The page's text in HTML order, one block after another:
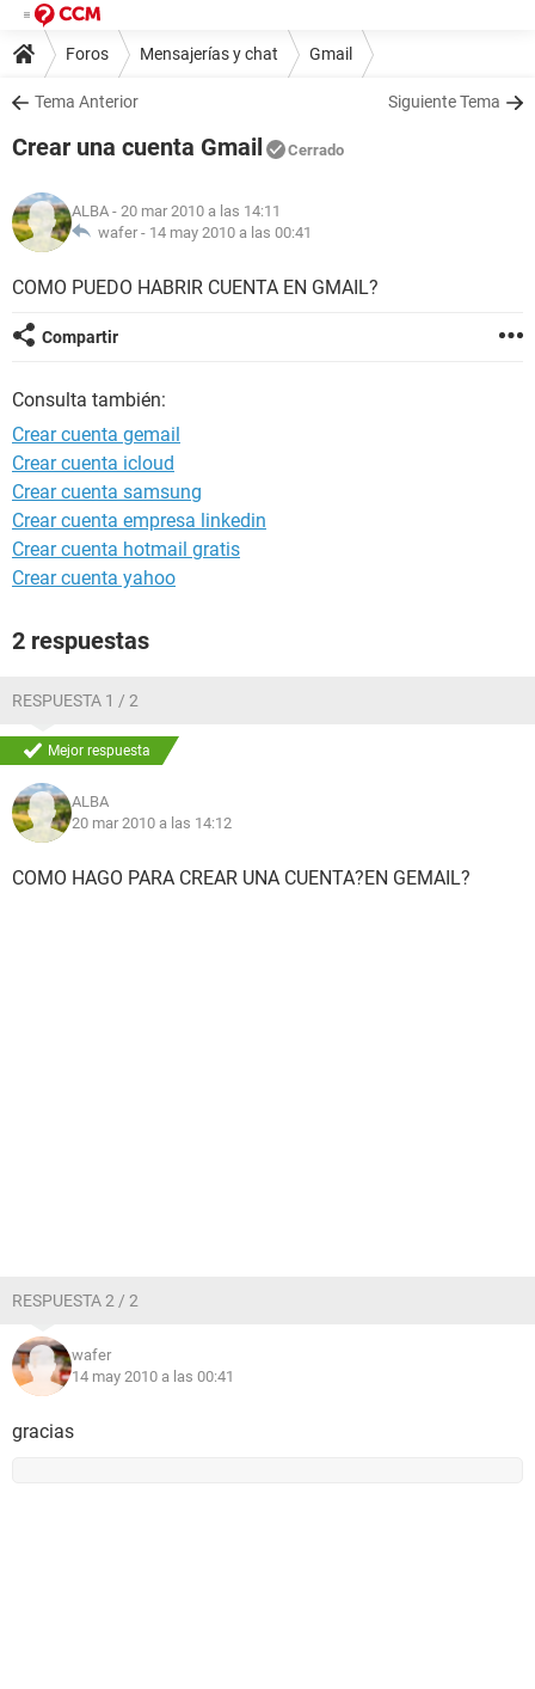
Foros Mensajerías y chat Gmail
Tema Anterior Siguiente Tema
Crear una cuenta Gmail Cerrado
ALBA - 20 mar 2010 a las 14:11
wafer - 14 may 2010 a las 00:41
COMO PUEDO HABRIR CUENTA EN GMAIL?
Compartir
Consulta también:
Crear cuenta gemail
Crear cuenta icloud
Crear cuenta samsung
Crear cuenta empresa linkedin
Crear cuenta hotmail gratis
Crear cuenta yahoo
2 respuestas
RESPUESTA 1 / 2
Mejor respuesta
ALBA
20 mar 2010 a las 14:12
COMO HAGO PARA CREAR UNA CUENTA?EN GEMAIL?
RESPUESTA 2 / 2
wafer
14 may 2010 a las 00:41
gracias